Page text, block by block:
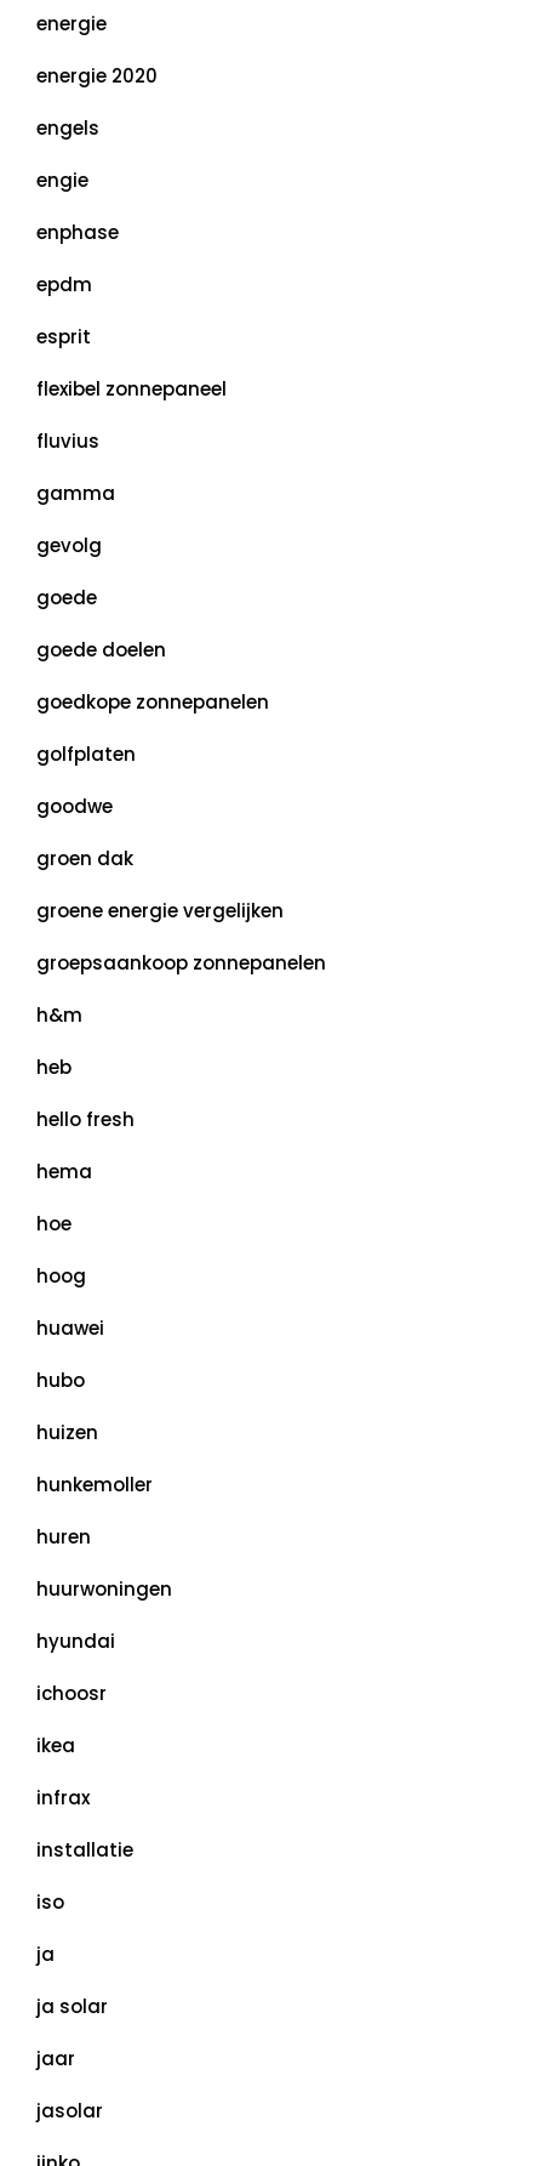
energie
energie 2020
engels
engie
enphase
epdm
esprit
flexibel zonnepaneel
fluvius
gamma
gevolg
goede
goede doelen
goedkope zonnepanelen
golfplaten
goodwe
groen dak
groene energie vergelijken
groepsaankoop zonnepanelen
h&m
heb
hello fresh
hema
hoe
hoog
huawei
hubo
huizen
hunkemoller
huren
huurwoningen
hyundai
ichoosr
ikea
infrax
installatie
iso
ja
ja solar
jaar
jasolar